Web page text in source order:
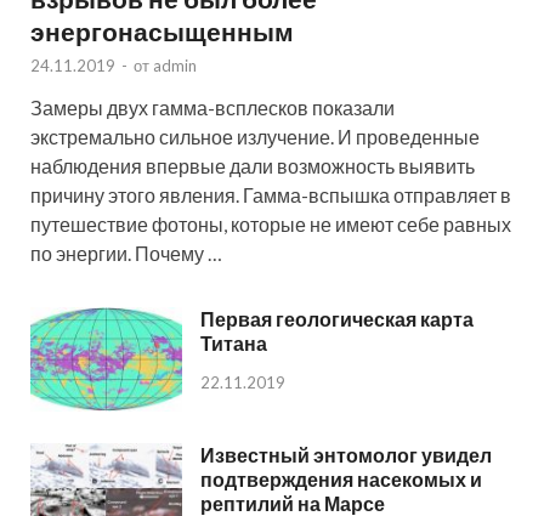
энергонасыщенным
24.11.2019 - от admin
Замеры двух гамма-всплесков показали
экстремально сильное излучение. И проведенные
наблюдения впервые дали возможность выявить
причину этого явления. Гамма-вспышка отправляет в
путешествие фотоны, которые не имеют себе равных
по энергии. Почему …
Первая геологическая карта
Титана
22.11.2019
Известный энтомолог увидел
подтверждения насекомых и
рептилий на Марсе